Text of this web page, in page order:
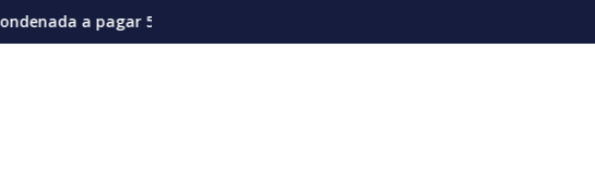
la actual coyuntura
de dólares por afectaciones a la salud mental de los niños